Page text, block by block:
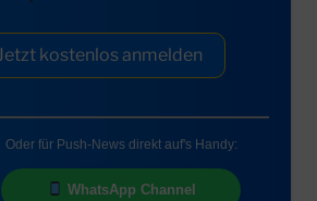
kostenlos anmelden
Oder für Push-News direkt auf's Handy:
WhatsApp Channel